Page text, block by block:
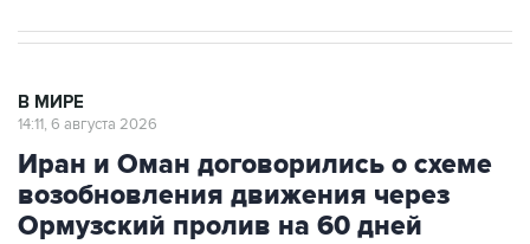
В МИРЕ
14:11, 6 августа 2026
Иран и Оман договорились о схеме
возобновления движения через
Ормузский пролив на 60 дней